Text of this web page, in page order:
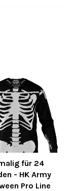
für 24
- HK Army
Pro Line